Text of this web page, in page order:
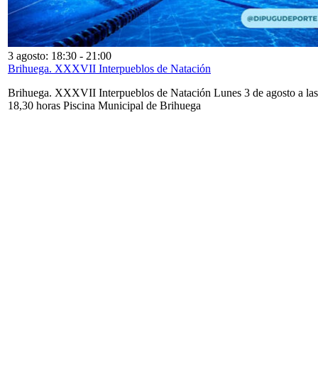
3 agosto: 18:30 - 21:00
Brihuega. XXXVII Interpueblos de Natación
Brihuega. XXXVII Interpueblos de Natación Lunes 3 de agosto a las
18,30 horas Piscina Municipal de Brihuega